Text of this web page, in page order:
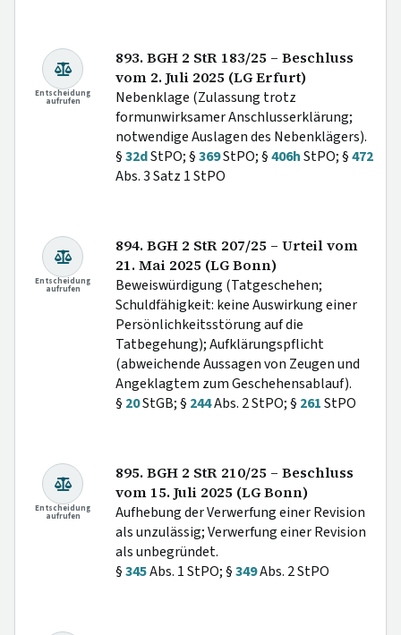
Entscheidung
aufrufen
893. BGH 2 StR 183/25 – Beschluss
vom 2. Juli 2025 (LG Erfurt)
Nebenklage (Zulassung trotz
formunwirksamer Anschlusserklärung;
notwendige Auslagen des Nebenklägers).
§32dStPO; §369StPO; §406hStPO; §472
Abs. 3 Satz 1 StPO
Entscheidung
aufrufen
894. BGH 2 StR 207/25 – Urteil vom
21. Mai 2025 (LG Bonn)
Beweiswürdigung (Tatgeschehen;
Schuldfähigkeit: keine Auswirkung einer
Persönlichkeitsstörung auf die
Tatbegehung); Aufklärungspflicht
(abweichende Aussagen von Zeugen und
Angeklagtem zum Geschehensablauf).
§ 20StGB; § 244Abs. 2 StPO; § 261StPO
Entscheidung
aufrufen
895. BGH 2 StR 210/25 – Beschluss
vom 15. Juli 2025 (LG Bonn)
Aufhebung der Verwerfung einer Revision
als unzulässig; Verwerfung einer Revision
als unbegründet.
§345Abs. 1 StPO; §349Abs. 2 StPO